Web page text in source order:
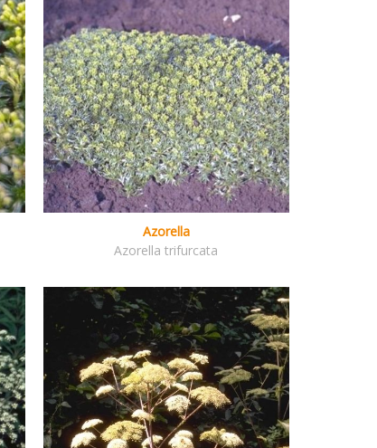
Azorella
Azorella trifurcata